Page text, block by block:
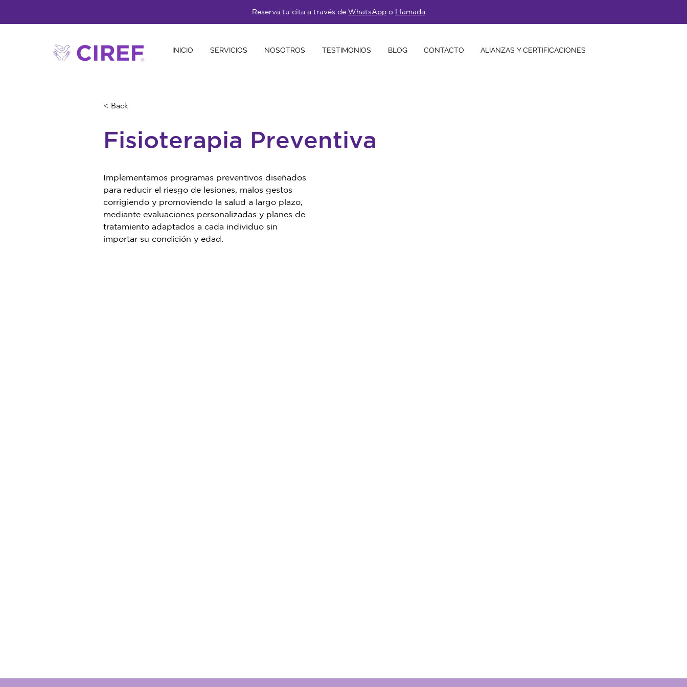
Reserva tu cita a través de WhatsApp o Llamada
INICIO SERVICIOS NOSOTROS TESTIMONIOS BLOG CONTACTO ALIANZAS Y CERTIFICACIONES
< Back
Fisioterapia Preventiva
Implementamos programas preventivos diseñados
para reducir el riesgo de lesiones, malos gestos
corrigiendo y promoviendo la salud a largo plazo,
mediante evaluaciones personalizadas y planes de
tratamiento adaptados a cada individuo sin
importar su condición y edad.